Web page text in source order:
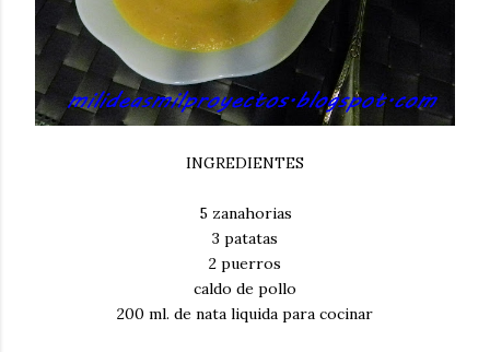
INGREDIENTES
5 zanahorias
3 patatas
2 puerros
caldo de pollo
200 ml. de nata liquida para cocinar